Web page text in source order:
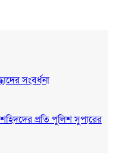
সংবর্ধনা
প্রতি পুলিশ সুপারের